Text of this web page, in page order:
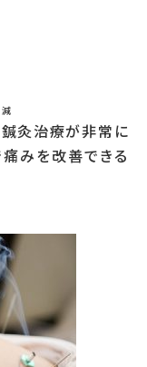
灸治療が非常に
みを改善できる